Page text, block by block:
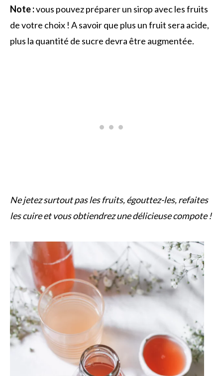
Note :vous pouvez préparer un sirop avec les fruits
de votre choix ! A savoir que plus un fruit sera acide,
plus la quantité de sucre devra être augmentée.
Ne jetez surtout pas les fruits, égouttez-les, refaites
les cuire et vous obtiendrez une délicieuse compote !